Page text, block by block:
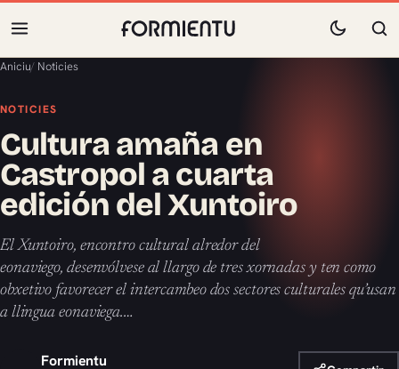
Aniciu/ Noticies
NOTICIES
Cultura amaña en
Castropol a cuarta
edición del Xuntoiro
El Xuntoiro, encontro cultural alredor del
eonaviego, desenvólvese al llargo de tres xornadas y ten como
obxetivo favorecer el intercambeo dos sectores culturales qu’usan
a llingua eonaviega.…
Formientu